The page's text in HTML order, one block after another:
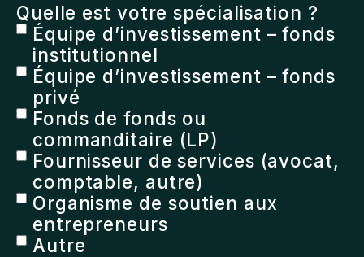
Quelle est votre spécialisation ?
Équipe d’investissement – fonds
institutionnel
Équipe d’investissement – fonds
privé
Fonds de fonds ou
commanditaire (LP)
Fournisseur de services (avocat,
comptable, autre)
Organisme de soutien aux
entrepreneurs
Autre